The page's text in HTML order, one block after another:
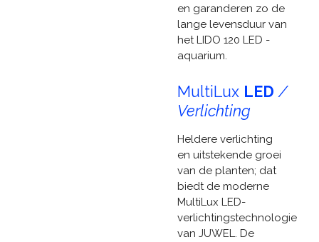
en garanderen zo de
lange levensduur van
het LIDO 120 LED -
aquarium.
MultiLux LED /
Verlichting
Heldere verlichting
en uitstekende groei
van de planten; dat
biedt de moderne
MultiLux LED-
verlichtingstechnologie
van JUWEL. De